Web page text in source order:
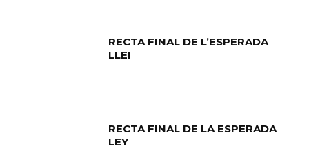
RECTA FINAL DE L’ESPERADA
LLEI
RECTA FINAL DE LA ESPERADA
LEY